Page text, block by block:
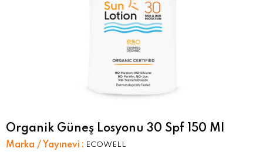
Organik Güneş Losyonu 30 Spf 150 Ml
Marka / Yayınevi : ECOWELL